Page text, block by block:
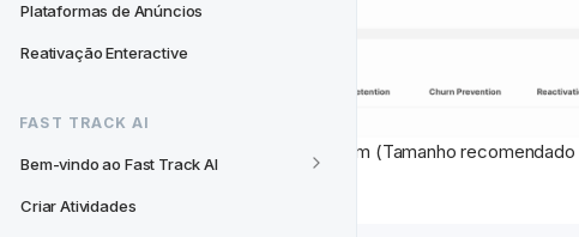
Plataformas de Anúncios
Reativação Enteractive
FAST TRACK AI
Bem-vindo ao Fast Track AI
Criar Atividades
Selecione ou carregue uma imagem (Tamanho recomendado